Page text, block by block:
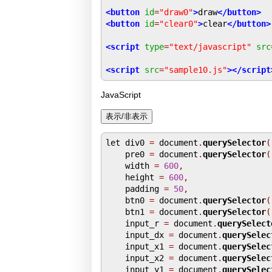
<button id="draw0">draw</button>
<button id="clear0">clear</button>
<script type="text/javascript" src
<script src="sample10.js"></
JavaScript
let div0 = document .querySelector(
    pre0
= document .querySelector(
    width
= 600,
    height
= 600,
    padding
= 50,
    btn0
= document .querySelector(
    btn1
= document .querySelector(
    input_r
= document .
    input_dx
= document .
    input_x1
= document .
    input_x2
= document .
    input_y1
= document .